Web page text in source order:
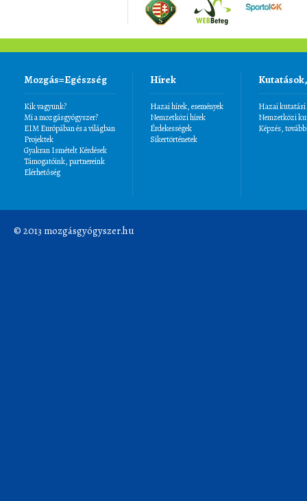
Mozgás=Egészség
Kik vagyunk?
Mi a mozgásgyógyszer?
EIM Európában és a világban
Projektek
Gyakran Ismételt Kérdések
Támogatóink, partnereink
Elérhetőség
Hírek
Hazai hírek, események
Nemzetközi hírek
Érdekességek
Sikertörténetek
Hazai kutatási
Nemzetközi
Képzés,
© 2013 mozgásgyógyszer.hu